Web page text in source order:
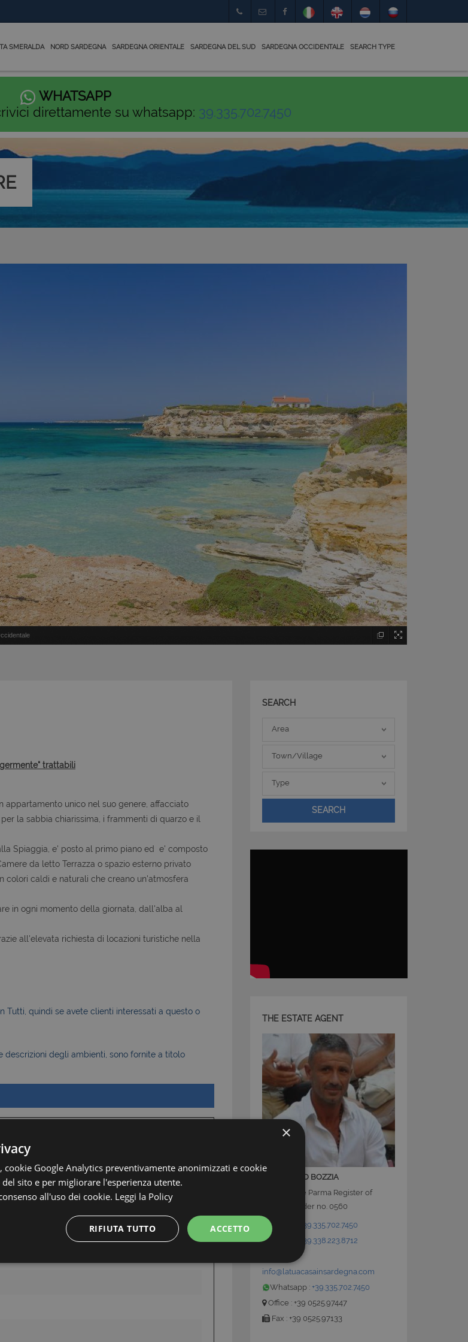
SMERALDA NORD SARDEGNA SARDEGNA ORIENTALE SARDEGNA DEL SUD SARDEGNA OCCIDENTALE SEARCH TYPE
WHATSAPP
direttamente su whatsapp: 39.335.702.7450
trattabili
appartamento unico nel suo genere, affacciato
la sabbia chiarissima, i frammenti di quarzo e il
Spiaggia, e' posto al primo piano ed e' composto
da letto Terrazza o spazio esterno privato
colori caldi e naturali che creano un'atmosfera
in ogni momento della giornata, dall'alba al
all'elevata richiesta di locazioni turistiche nella
Tutti, quindi se avete clienti interessati a questo o
descrizioni degli ambienti, sono fornite a titolo
SEARCH
AreaArea
Town/Village
Town/Village
TypeType
SEARCH
THE ESTATE AGENT
GIANMARCO BOZZIA
Listed in the Parma Register of
Brokers under no. 0560
Mobile :
+39.335.702.7450
Mobile :
+39.338.223.8712
info@latuacasainsardegna.com
Whatsapp :+39.335.702.7450
Office : +39 0525.97447
Fax : +39 0525.97133
×
cookie Google Analytics preventivamente anonimizzati e cookie
sito e per migliorare l'esperienza utente.
all'uso dei cookie. Leggi la Policy
ACCETTO
RIFIUTA TUTTO
necessari e Statistiche